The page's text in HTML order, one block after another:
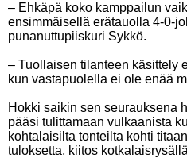
– Ehkäpä koko kamppailun
ensimmäisellä erätauolla 4-0-
punanuttupiiskuri Sykkö.
– Tuollaisen tilanteen käsittely
kun vastapuolella ei ole enää
Hokki saikin sen seurauksena
pääsi tulittamaan vulkaanista
kohtalaisilta tonteilta kohti
tuloksetta, kiitos